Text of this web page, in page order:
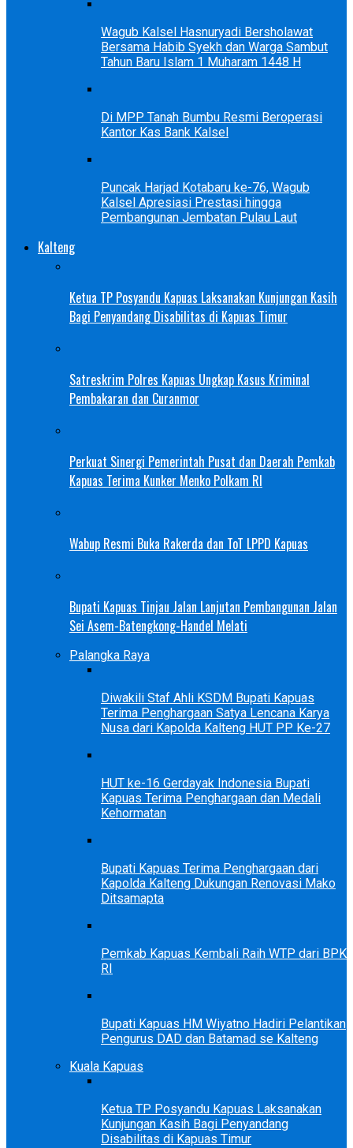
Wagub Kalsel Hasnuryadi Bersholawat
Bersama Habib Syekh dan Warga Sambut
Tahun Baru Islam 1 Muharam 1448 H
Di MPP Tanah Bumbu Resmi Beroperasi
Kantor Kas Bank Kalsel
Puncak Harjad Kotabaru ke-76, Wagub
Kalsel Apresiasi Prestasi hingga
Pembangunan Jembatan Pulau Laut
Kalteng
Ketua TP Posyandu Kapuas Laksanakan Kunjungan Kasih
Bagi Penyandang Disabilitas di Kapuas Timur
Satreskrim Polres Kapuas Ungkap Kasus Kriminal
Pembakaran dan Curanmor
Perkuat Sinergi Pemerintah Pusat dan Daerah Pemkab
Kapuas Terima Kunker Menko Polkam RI
Wabup Resmi Buka Rakerda dan ToT LPPD Kapuas
Bupati Kapuas Tinjau Jalan Lanjutan Pembangunan Jalan
Sei Asem-Batengkong-Handel Melati
Palangka Raya
Diwakili Staf Ahli KSDM Bupati Kapuas
Terima Penghargaan Satya Lencana Karya
Nusa dari Kapolda Kalteng HUT PP Ke-27
HUT ke-16 Gerdayak Indonesia Bupati
Kapuas Terima Penghargaan dan Medali
Kehormatan
Bupati Kapuas Terima Penghargaan dari
Kapolda Kalteng Dukungan Renovasi Mako
Ditsamapta
Pemkab Kapuas Kembali Raih WTP dari BPK
RI
Bupati Kapuas HM Wiyatno Hadiri Pelantikan
Pengurus DAD dan Batamad se Kalteng
Kuala Kapuas
Ketua TP Posyandu Kapuas Laksanakan
Kunjungan Kasih Bagi Penyandang
Disabilitas di Kapuas Timur